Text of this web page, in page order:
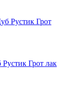
Грот лак